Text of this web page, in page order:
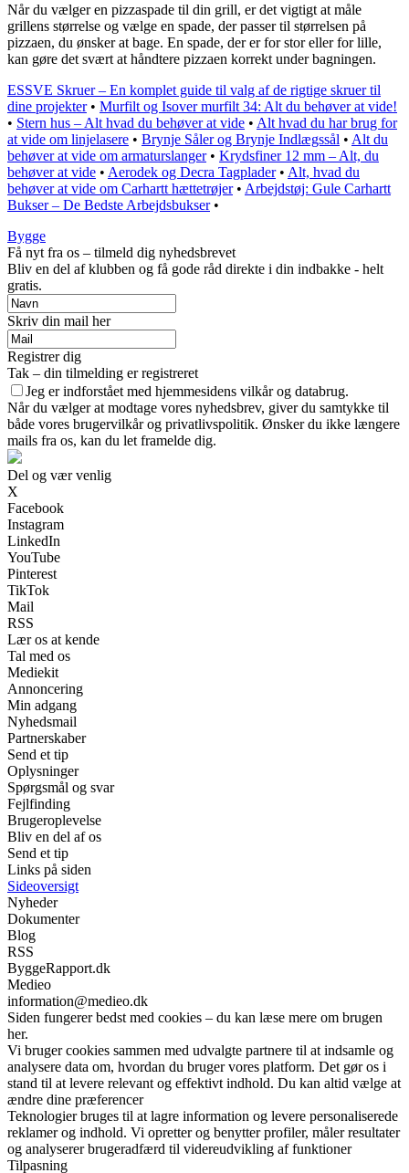
Når du vælger en pizzaspade til din grill, er det vigtigt at måle
grillens størrelse og vælge en spade, der passer til størrelsen på
pizzaen, du ønsker at bage. En spade, der er for stor eller for lille,
kan gøre det svært at håndtere pizzaen korrekt under bagningen.
ESSVE Skruer – En komplet guide til valg af de rigtige skruer til
dine projekter• Murfilt og Isover murfilt 34: Alt du behøver at vide!
• Stern hus – Alt hvad du behøver at vide • Alt hvad du har brug for
at vide om linjelasere • Brynje Såler og Brynje Indlægssål • Alt du
behøver at vide om armaturslanger• Krydsfiner 12 mm – Alt, du
behøver at vide • Aerodek og Decra Tagplader• Alt, hvad du
behøver at vide om Carhartt hættetrøjer• Arbejdstøj: Gule Carhartt
Bukser – De Bedste Arbejdsbukser•
Bygge
Få nyt fra os – tilmeld dig nyhedsbrevet
Bliv en del af klubben og få gode råd direkte i din indbakke - helt
gratis.
Skriv din mail her
Registrer dig
Tak – din tilmelding er registreret
Jeg er indforstået med hjemmesidens vilkår og databrug.
Når du vælger at modtage vores nyhedsbrev, giver du samtykke til
både vores brugervilkår og privatlivspolitik. Ønsker du ikke længere
mails fra os, kan du let framelde dig.
Del og vær venlig
X
Facebook
Instagram
LinkedIn
YouTube
Pinterest
TikTok
Mail
RSS
Lær os at kende
Tal med os
Mediekit
Annoncering
Min adgang
Nyhedsmail
Partnerskaber
Send et tip
Oplysninger
Spørgsmål og svar
Fejlfinding
Brugeroplevelse
Bliv en del af os
Send et tip
Links på siden
Sideoversigt
Nyheder
Dokumenter
Blog
RSS
ByggeRapport.dk
Medieo
information@medieo.dk
Siden fungerer bedst med cookies – du kan læse mere om brugen
her.
Vi bruger cookies sammen med udvalgte partnere til at indsamle og
analysere data om, hvordan du bruger vores platform. Det gør os i
stand til at levere relevant og effektivt indhold. Du kan altid vælge at
ændre dine præferencer
Teknologier bruges til at lagre information og levere personaliserede
reklamer og indhold. Vi opretter og benytter profiler, måler resultater
og analyserer brugeradfærd til videreudvikling af funktioner
Tilpasning